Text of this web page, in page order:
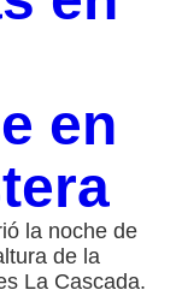
en
la noche de
de la
La Cascada.